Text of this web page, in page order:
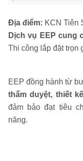
Địa điểm: KCN Tiên
Dịch vụ EEP cung
Thi công lắp đặt trọn
EEP đồng hành từ
thẩm duyệt, thiết
đảm bảo đạt tiêu
năng.